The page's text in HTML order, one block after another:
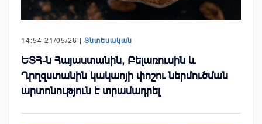
14:54 21/05/26 | Տնտեսական
ԵՏՀ-ն Հայաստանին, Բելառուսին և
Ղրղզստանին կակաոյի փոշու ներմուծման
արտոնություն է տրամադրել